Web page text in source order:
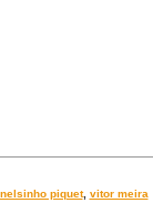
nelsinho piquet, vitor meira